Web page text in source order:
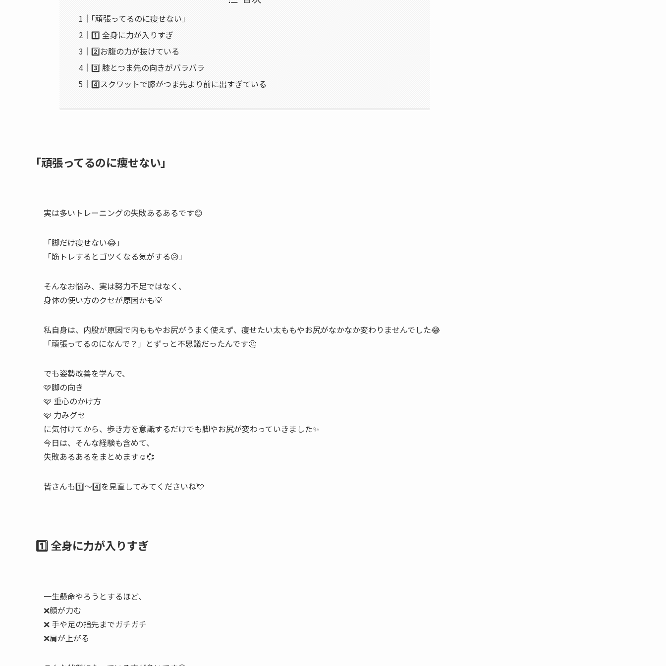
｢頑張ってるのに痩せない」
1️⃣ 全身に力が入りすぎ
2️⃣お腹の力が抜けている
3️⃣ 膝とつま先の向きがバラバラ
4️⃣スクワットで膝がつま先より前に出すぎている
｢頑張ってるのに痩せない」
実は多いトレーニングの失敗あるあるです😊
「脚だけ痩せない😂」
「筋トレするとゴツくなる気がする😥」
そんなお悩み、実は努力不足ではなく、
身体の使い方のクセが原因かも💡
私自身は、内股が原因で内ももやお尻がうまく使えず、痩せたい太ももやお尻がなかなか変わりませんでした😂
「頑張ってるのになんで？」とずっと不思議だったんです🤔
でも姿勢改善を学んで、
🩷脚の向き
🩷 重心のかけ方
🩷 力みグセ
に気付けてから、歩き方を意識するだけでも脚やお尻が変わっていきました✨
今日は、そんな経験も含めて、
失敗あるあるをまとめます☺️💞
皆さんも1️⃣～4️⃣を見直してみてくださいね💘
1️⃣ 全身に力が入りすぎ
一生懸命やろうとするほど、
❌顔が力む
❌ 手や足の指先までガチガチ
❌肩が上がる